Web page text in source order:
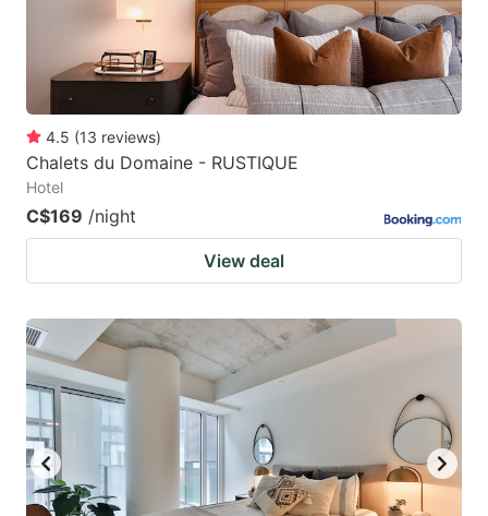
4.5 (13 reviews)
Chalets du Domaine - RUSTIQUE
Hotel
C$169 /night
View deal